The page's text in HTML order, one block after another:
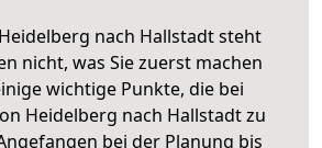
nach Hallstadt steht
nicht, was Sie zuerst machen
wichtige Punkte, die bei
Heidelberg nach Hallstadt zu
bei der Planung bis